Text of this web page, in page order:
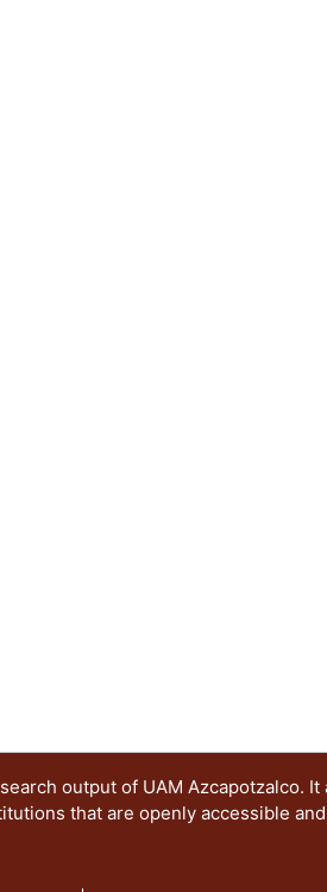
output of UAM Azcapotzalco. It
that are openly accessible